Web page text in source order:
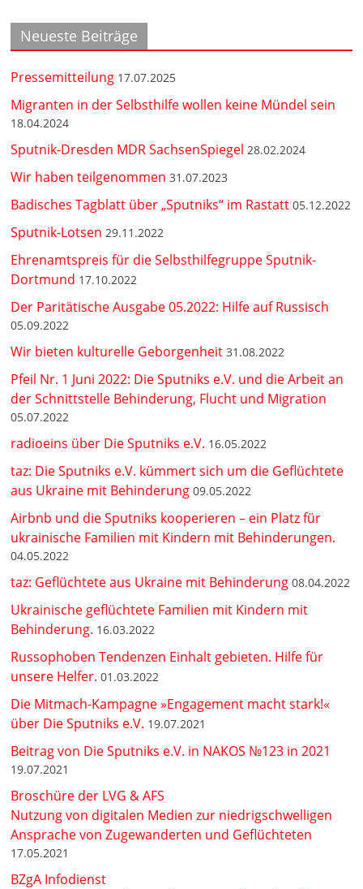
Neueste Beiträge
Pressemitteilung 17.07.2025
Migranten in der Selbsthilfe wollen keine Mündel sein
18.04.2024
Sputnik-Dresden MDR SachsenSpiegel 28.02.2024
Wir haben teilgenommen 31.07.2023
Badisches Tagblatt über „Sputniks“ im Rastatt 05.12.2022
Sputnik-Lotsen 29.11.2022
Ehrenamtspreis für die Selbsthilfegruppe Sputnik-
Dortmund 17.10.2022
Der Paritätische Ausgabe 05.2022: Hilfe auf Russisch
05.09.2022
Wir bieten kulturelle Geborgenheit 31.08.2022
Pfeil Nr. 1 Juni 2022: Die Sputniks e.V. und die Arbeit an
der Schnittstelle Behinderung, Flucht und Migration
05.07.2022
radioeins über Die Sputniks e.V. 16.05.2022
taz: Die Sputniks e.V. kümmert sich um die Geflüchtete
aus Ukraine mit Behinderung 09.05.2022
Airbnb und die Sputniks kooperieren – ein Platz für
ukrainische Familien mit Kindern mit Behinderungen.
04.05.2022
taz: Geflüchtete aus Ukraine mit Behinderung 08.04.2022
Ukrainische geflüchtete Familien mit Kindern mit
Behinderung. 16.03.2022
Russophoben Tendenzen Einhalt gebieten. Hilfe für
unsere Helfer. 01.03.2022
Die Mitmach-Kampagne »Engagement macht stark!«
über Die Sputniks e.V. 19.07.2021
Beitrag von Die Sputniks e.V. in NAKOS №123 in 2021
19.07.2021
Broschüre der LVG & AFS
Nutzung von digitalen Medien zur niedrigschwelligen
Ansprache von Zugewanderten und Geflüchteten
17.05.2021
BZgA Infodienst